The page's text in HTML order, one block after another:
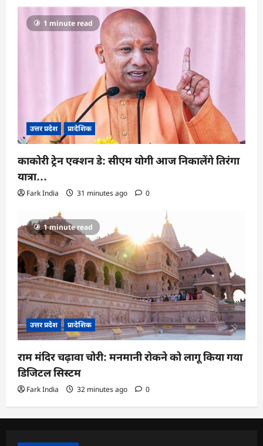
1 minute read
उत्तर प्रदेश प्रादेशिक
काकोरी ट्रेन एक्शन डे: सीएम योगी आज निकालेंगे तिरंगा
यात्रा…
Fark India 31 minutes ago 0
1 minute read
उत्तर प्रदेश प्रादेशिक
राम मंदिर चढ़ावा चोरी: मनमानी रोकने को लागू किया गया
डिजिटल सिस्टम
Fark India 32 minutes ago 0